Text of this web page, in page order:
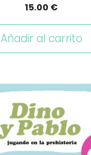
15.00 €
Añadir al carrito